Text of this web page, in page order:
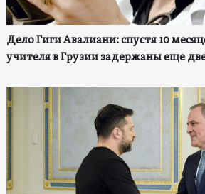
Дело Гиги Авалиани: спустя 10
учителя в Грузии задержаны еще